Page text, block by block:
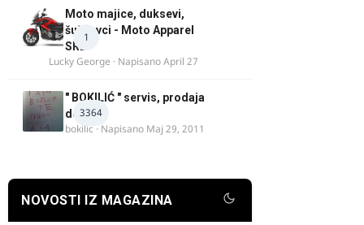
1
Moto majice, duksevi,
šuškavci - Moto Apparel
SRB
Lucky George · NapisanoApril 27
3364
" BOKILIĆ " servis, prodaja
delova
bokilic · Napisano Maj 29, 2011
NOVOSTI IZ MAGAZINA